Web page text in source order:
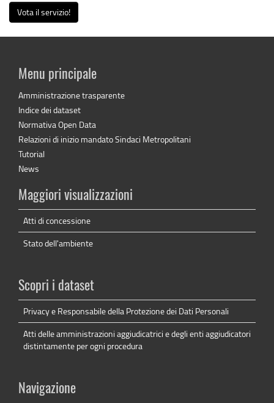
Vota il servizio!
Menu principale
Amministrazione trasparente
Indice dei dataset
Normativa Open Data
Relazioni di inizio mandato Sindaci Metropolitani
Tutorial
News
Maggiori visualizzazioni
Atti di concessione
Stato dell'ambiente
Scopri i dataset
Privacy e Responsabile della Protezione dei Dati Personali
Atti delle amministrazioni aggiudicatrici e degli enti aggiudicatori
distintamente per ogni procedura
Navigazione